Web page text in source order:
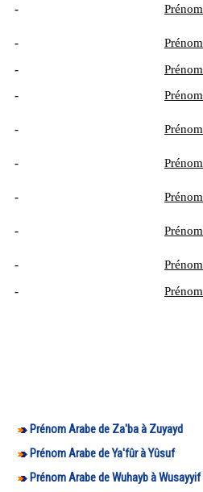
-
-
-
-
-
-
-
-
-
-
Prénom Arabe de Za'ba à Zuyayd
Prénom Arabe de Ya'fûr à Yûsuf
Prénom Arabe de Wuhayb à Wusayyif